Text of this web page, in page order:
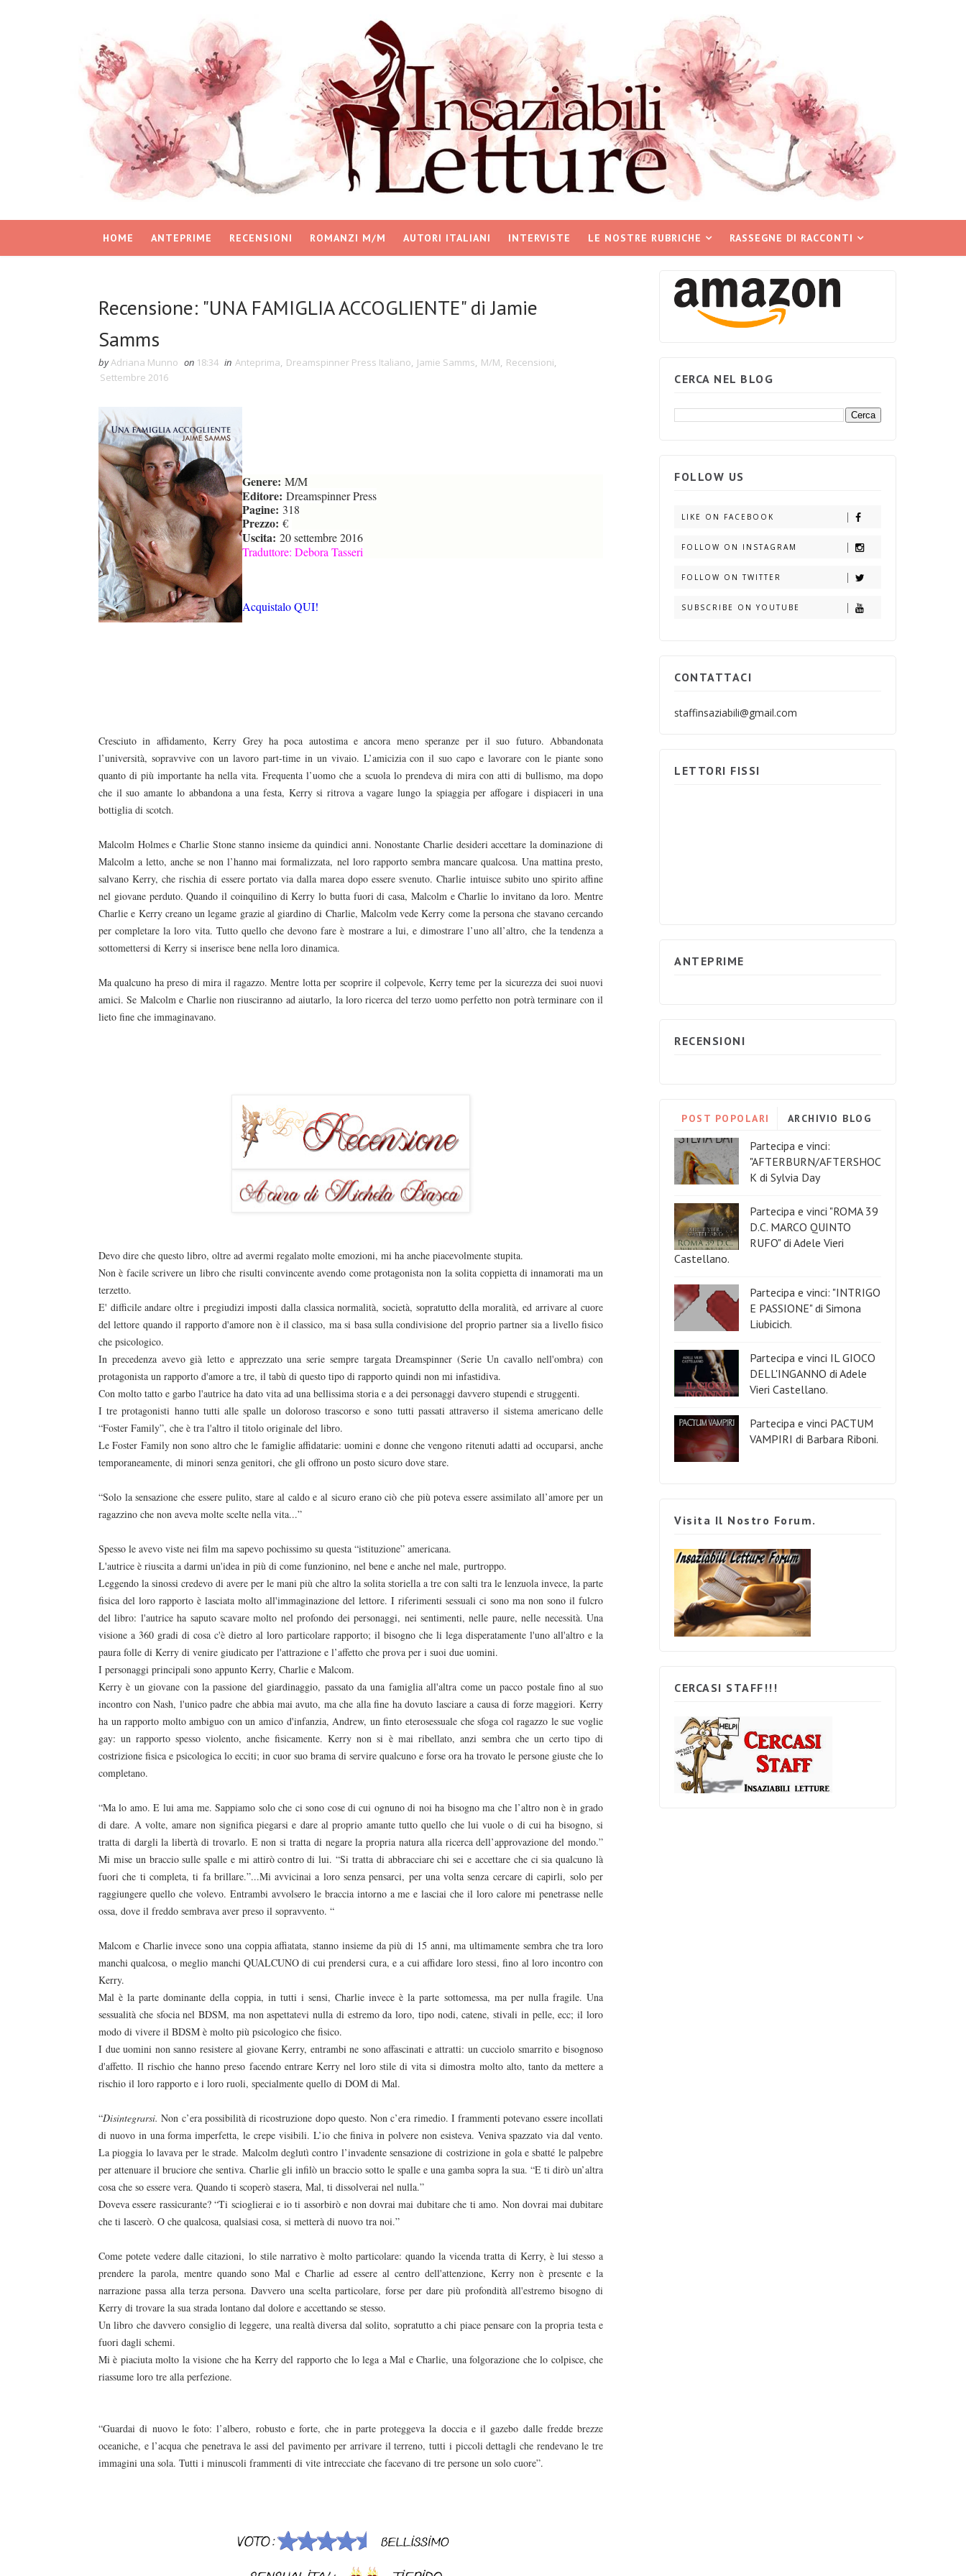
HOME ANTEPRIME RECENSIONI ROMANZI M/M AUTORI ITALIANI INTERVISTE LE NOSTRE RUBRICHE RASSEGNE DI RACCONTI
Recensione: "UNA FAMIGLIA ACCOGLIENTE" di Jamie
Samms
byAdriana Munno on 18:34 in Anteprima, Dreamspinner Press Italiano, Jamie Samms, M/M, Recensioni,
Settembre 2016
Genere: M/M
Editore: Dreamspinner Press
Pagine: 318
Prezzo: €
Uscita: 20 settembre 2016
Traduttore: Debora Tasseri
Acquistalo QUI!
Cresciuto in affidamento, Kerry Grey ha poca autostima e ancora meno speranze per il suo futuro. Abbandonata
l’università, sopravvive con un lavoro part-time in un vivaio. L’amicizia con il suo capo e lavorare con le piante sono
quanto di più importante ha nella vita. Frequenta l’uomo che a scuola lo prendeva di mira con atti di bullismo, ma dopo
che il suo amante lo abbandona a una festa, Kerry si ritrova a vagare lungo la spiaggia per affogare i dispiaceri in una
bottiglia di scotch.
Malcolm Holmes e Charlie Stone stanno insieme da quindici anni. Nonostante Charlie desideri accettare la dominazione di
Malcolm a letto, anche se non l’hanno mai formalizzata, nel loro rapporto sembra mancare qualcosa. Una mattina presto,
salvano Kerry, che rischia di essere portato via dalla marea dopo essere svenuto. Charlie intuisce subito uno spirito affine
nel giovane perduto. Quando il coinquilino di Kerry lo butta fuori di casa, Malcolm e Charlie lo invitano da loro. Mentre
Charlie e Kerry creano un legame grazie al giardino di Charlie, Malcolm vede Kerry come la persona che stavano cercando
per completare la loro vita. Tutto quello che devono fare è mostrare a lui, e dimostrare l’uno all’altro, che la tendenza a
sottomettersi di Kerry si inserisce bene nella loro dinamica.
Ma qualcuno ha preso di mira il ragazzo. Mentre lotta per scoprire il colpevole, Kerry teme per la sicurezza dei suoi nuovi
amici. Se Malcolm e Charlie non riusciranno ad aiutarlo, la loro ricerca del terzo uomo perfetto non potrà terminare con il
lieto fine che immaginavano.
Devo dire che questo libro, oltre ad avermi regalato molte emozioni, mi ha anche piacevolmente stupita.
Non è facile scrivere un libro che risulti convincente avendo come protagonista non la solita coppietta di innamorati ma un
terzetto.
E' difficile andare oltre i pregiudizi imposti dalla classica normalità, società, sopratutto della moralità, ed arrivare al cuore
del lettore quando il rapporto d'amore non è il classico, ma si basa sulla condivisione del proprio partner sia a livello fisico
che psicologico.
In precedenza avevo già letto e apprezzato una serie sempre targata Dreamspinner (Serie Un cavallo nell'ombra) con
protagonista un rapporto d'amore a tre, il tabù di questo tipo di rapporto quindi non mi infastidiva.
Con molto tatto e garbo l'autrice ha dato vita ad una bellissima storia e a dei personaggi davvero stupendi e struggenti.
I tre protagonisti hanno tutti alle spalle un doloroso trascorso e sono tutti passati attraverso il sistema americano delle
“Foster Family”, che è tra l'altro il titolo originale del libro.
Le Foster Family non sono altro che le famiglie affidatarie: uomini e donne che vengono ritenuti adatti ad occuparsi, anche
temporaneamente, di minori senza genitori, che gli offrono un posto sicuro dove stare.
“Solo la sensazione che essere pulito, stare al caldo e al sicuro erano ciò che più poteva essere assimilato all’amore per un
ragazzino che non aveva molte scelte nella vita...”
Spesso le avevo viste nei film ma sapevo pochissimo su questa “istituzione” americana.
L'autrice è riuscita a darmi un'idea in più di come funzionino, nel bene e anche nel male, purtroppo.
Leggendo la sinossi credevo di avere per le mani più che altro la solita storiella a tre con salti tra le lenzuola invece, la parte
fisica del loro rapporto è lasciata molto all'immaginazione del lettore. I riferimenti sessuali ci sono ma non sono il fulcro
del libro: l'autrice ha saputo scavare molto nel profondo dei personaggi, nei sentimenti, nelle paure, nelle necessità. Una
visione a 360 gradi di cosa c'è dietro al loro particolare rapporto; il bisogno che li lega disperatamente l'uno all'altro e la
paura folle di Kerry di venire giudicato per l'attrazione e l’affetto che prova per i suoi due uomini.
I personaggi principali sono appunto Kerry, Charlie e Malcom.
Kerry è un giovane con la passione del giardinaggio, passato da una famiglia all'altra come un pacco postale fino al suo
incontro con Nash, l'unico padre che abbia mai avuto, ma che alla fine ha dovuto lasciare a causa di forze maggiori. Kerry
ha un rapporto molto ambiguo con un amico d'infanzia, Andrew, un finto eterosessuale che sfoga col ragazzo le sue voglie
gay: un rapporto spesso violento, anche fisicamente. Kerry non si è mai ribellato, anzi sembra che un certo tipo di
costrizione fisica e psicologica lo ecciti; in cuor suo brama di servire qualcuno e forse ora ha trovato le persone giuste che lo
completano.
“Ma lo amo. E lui ama me. Sappiamo solo che ci sono cose di cui ognuno di noi ha bisogno ma che l’altro non è in grado
di dare. A volte, amare non significa piegarsi e dare al proprio amante tutto quello che lui vuole o di cui ha bisogno, si
tratta di dargli la libertà di trovarlo. E non si tratta di negare la propria natura alla ricerca dell’approvazione del mondo.”
Mi mise un braccio sulle spalle e mi attirò contro di lui. “Si tratta di abbracciare chi sei e accettare che ci sia qualcuno là
fuori che ti completa, ti fa brillare.”...Mi avvicinai a loro senza pensarci, per una volta senza cercare di capirli, solo per
raggiungere quello che volevo. Entrambi avvolsero le braccia intorno a me e lasciai che il loro calore mi penetrasse nelle
ossa, dove il freddo sembrava aver preso il sopravvento. “
Malcom e Charlie invece sono una coppia affiatata, stanno insieme da più di 15 anni, ma ultimamente sembra che tra loro
manchi qualcosa, o meglio manchi QUALCUNO di cui prendersi cura, e a cui affidare loro stessi, fino al loro incontro con
Kerry.
Mal è la parte dominante della coppia, in tutti i sensi, Charlie invece è la parte sottomessa, ma per nulla fragile. Una
sessualità che sfocia nel BDSM, ma non aspettatevi nulla di estremo da loro, tipo nodi, catene, stivali in pelle, ecc; il loro
modo di vivere il BDSM è molto più psicologico che fisico.
I due uomini non sanno resistere al giovane Kerry, entrambi ne sono affascinati e attratti: un cucciolo smarrito e bisognoso
d'affetto. Il rischio che hanno preso facendo entrare Kerry nel loro stile di vita si dimostra molto alto, tanto da mettere a
rischio il loro rapporto e i loro ruoli, specialmente quello di DOM di Mal.
“Disintegrarsi.Non c’era possibilità di ricostruzione dopo questo. Non c’era rimedio. I frammenti potevano essere incollati
di nuovo in una forma imperfetta, le crepe visibili. L’io che finiva in polvere non esisteva. Veniva spazzato via dal vento.
La pioggia lo lavava per le strade. Malcolm deglutì contro l’invadente sensazione di costrizione in gola e sbatté le palpebre
per attenuare il bruciore che sentiva. Charlie gli infilò un braccio sotto le spalle e una gamba sopra la sua. “E ti dirò un’altra
cosa che so essere vera. Quando ti scoperò stasera, Mal, ti dissolverai nel nulla.”
Doveva essere rassicurante? “Ti scioglierai e io ti assorbirò e non dovrai mai dubitare che ti amo. Non dovrai mai dubitare
che ti lascerò. O che qualcosa, qualsiasi cosa, si metterà di nuovo tra noi.”
Come potete vedere dalle citazioni, lo stile narrativo è molto particolare: quando la vicenda tratta di Kerry, è lui stesso a
prendere la parola, mentre quando sono Mal e Charlie ad essere al centro dell'attenzione, Kerry non è presente e la
narrazione passa alla terza persona. Davvero una scelta particolare, forse per dare più profondità all'estremo bisogno di
Kerry di trovare la sua strada lontano dal dolore e accettando se stesso.
Un libro che davvero consiglio di leggere, una realtà diversa dal solito, sopratutto a chi piace pensare con la propria testa e
fuori dagli schemi.
Mi è piaciuta molto la visione che ha Kerry del rapporto che lo lega a Mal e Charlie, una folgorazione che lo colpisce, che
riassume loro tre alla perfezione.
“Guardai di nuovo le foto: l’albero, robusto e forte, che in parte proteggeva la doccia e il gazebo dalle fredde brezze
oceaniche, e l’acqua che penetrava le assi del pavimento per arrivare il terreno, tutti i piccoli dettagli che rendevano le tre
immagini una sola. Tutti i minuscoli frammenti di vite intrecciate che facevano di tre persone un solo cuore”.
CERCA NEL BLOG
FOLLOW US
LIKE ON FACEBOOK
FOLLOW ON INSTAGRAM
FOLLOW ON TWITTER
SUBSCRIBE ON YOUTUBE
CONTATTACI
staffinsaziabili@gmail.com
LETTORI FISSI
ANTEPRIME
RECENSIONI
POST POPOLARI ARCHIVIO BLOG
Partecipa e vinci:
"AFTERBURN/AFTERSHOC
K di Sylvia Day
Partecipa e vinci "ROMA 39
D.C. MARCO QUINTO
RUFO" di Adele Vieri
Castellano.
Partecipa e vinci: "INTRIGO
E PASSIONE" di Simona
Liubicich.
Partecipa e vinci IL GIOCO
DELL'INGANNO di Adele
Vieri Castellano.
Partecipa e vinci PACTUM
VAMPIRI di Barbara Riboni.
Visita Il Nostro Forum.
CERCASI STAFF!!!